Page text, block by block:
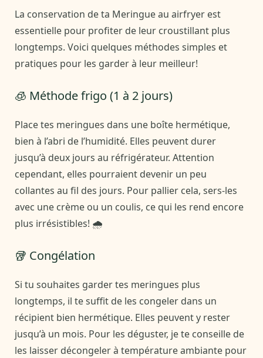
La conservation de ta Meringue au airfryer est
essentielle pour profiter de leur croustillant plus
longtemps. Voici quelques méthodes simples et
pratiques pour les garder à leur meilleur!
🧊 Méthode frigo (1 à 2 jours)
Place tes meringues dans une boîte hermétique,
bien à l’abri de l’humidité. Elles peuvent durer
jusqu’à deux jours au réfrigérateur. Attention
cependant, elles pourraient devenir un peu
collantes au fil des jours. Pour pallier cela, sers-les
avec une crème ou un coulis, ce qui les rend encore
plus irrésistibles! 🌧️
🥡 Congélation
Si tu souhaites garder tes meringues plus
longtemps, il te suffit de les congeler dans un
récipient bien hermétique. Elles peuvent y rester
jusqu’à un mois. Pour les déguster, je te conseille de
les laisser décongeler à température ambiante pour